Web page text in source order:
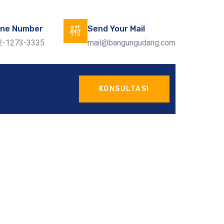
Number
1273-3335
Send Your Mail
mail@bangungudang.com
KONSULTASI